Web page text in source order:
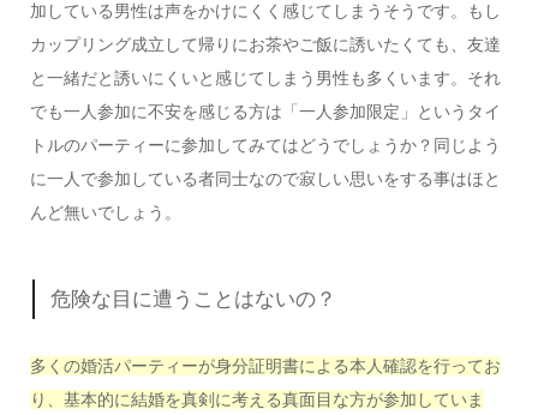
加している男性は声をかけにくく感じてしまうそうです。もし
カップリング成立して帰りにお茶やご飯に誘いたくても、友達
と一緒だと誘いにくいと感じてしまう男性も多くいます。それ
でも一人参加に不安を感じる方は「一人参加限定」というタイ
トルのパーティーに参加してみてはどうでしょうか？同じよう
に一人で参加している者同士なので寂しい思いをする事はほと
んど無いでしょう。
危険な目に遭うことはないの？
多くの婚活パーティーが身分証明書による本人確認を行ってお
り、基本的に結婚を真剣に考える真面目な方が参加していま